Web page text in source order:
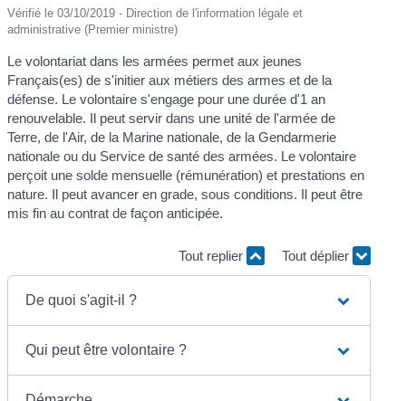
Vérifié le 03/10/2019 - Direction de l'information légale et
administrative (Premier ministre)
Le volontariat dans les armées permet aux jeunes
Français(es) de s'initier aux métiers des armes et de la
défense. Le volontaire s'engage pour une durée d'1 an
renouvelable. Il peut servir dans une unité de l'armée de
Terre, de l'Air, de la Marine nationale, de la Gendarmerie
nationale ou du Service de santé des armées. Le volontaire
perçoit une solde mensuelle (rémunération) et prestations en
nature. Il peut avancer en grade, sous conditions. Il peut être
mis fin au contrat de façon anticipée.
Tout replier Tout déplier
De quoi s'agit-il ?
Qui peut être volontaire ?